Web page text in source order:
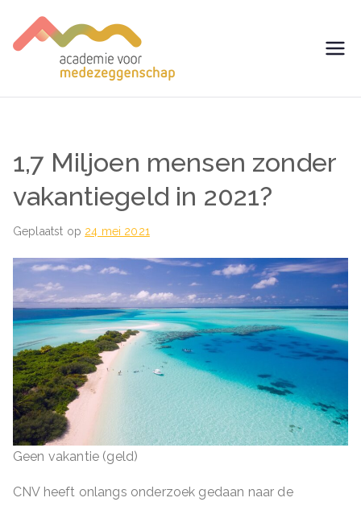
naar
de
voor
Medezegg
1,7 Miljoen mensen zonder
vakantiegeld in 2021?
Geplaatst op 24 mei 2021
Geen vakantie (geld)
CNV heeft onlangs onderzoek gedaan naar de